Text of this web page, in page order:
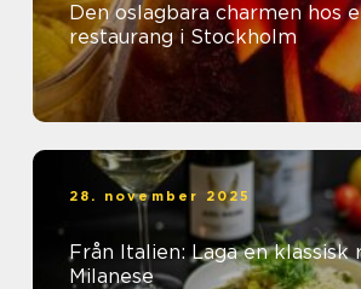
Den oslagbara charmen hos
restaurang i Stockholm
28. november 2025
Från Italien: Laga en klassisk
Milanese